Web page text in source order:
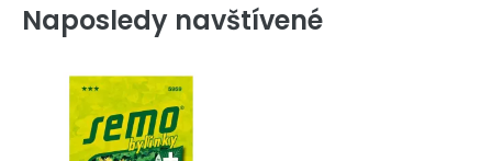
Naposledy navštívené